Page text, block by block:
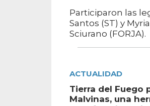
Participaron las
Santos (ST) y
Sciurano (FORJA).
ACTUALIDAD
Tierra del Fuego
Malvinas, una